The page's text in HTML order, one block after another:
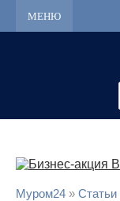
МЕНЮ
Муром24 » Статьи